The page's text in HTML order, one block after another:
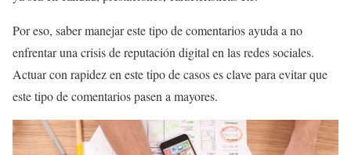
Por eso, saber manejar este tipo de comentarios ayuda a no
enfrentar una crisis de reputación digital en las redes sociales.
Actuar con rapidez en este tipo de casos es clave para evitar que
este tipo de comentarios pasen a mayores.